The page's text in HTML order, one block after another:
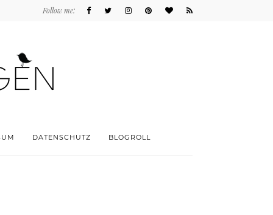
Follow me:
DATENSCHUTZ BLOGROLL